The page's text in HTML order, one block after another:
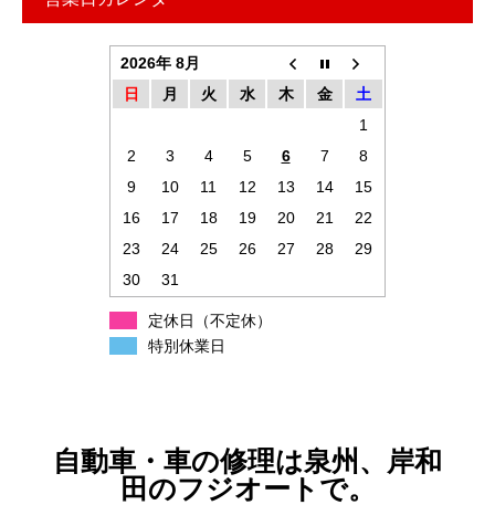
2026年 8月
日
月 火 水 木 金
土
1
2
3 4 5 6 7
8
9
10 11 12 13 14
15
16
17 18 19 20 21
22
23
24 25 26 27 28
29
30
31
定休日（不定休）
特別休業日
自動車・車の修理は泉州、岸和
田のフジオートで。